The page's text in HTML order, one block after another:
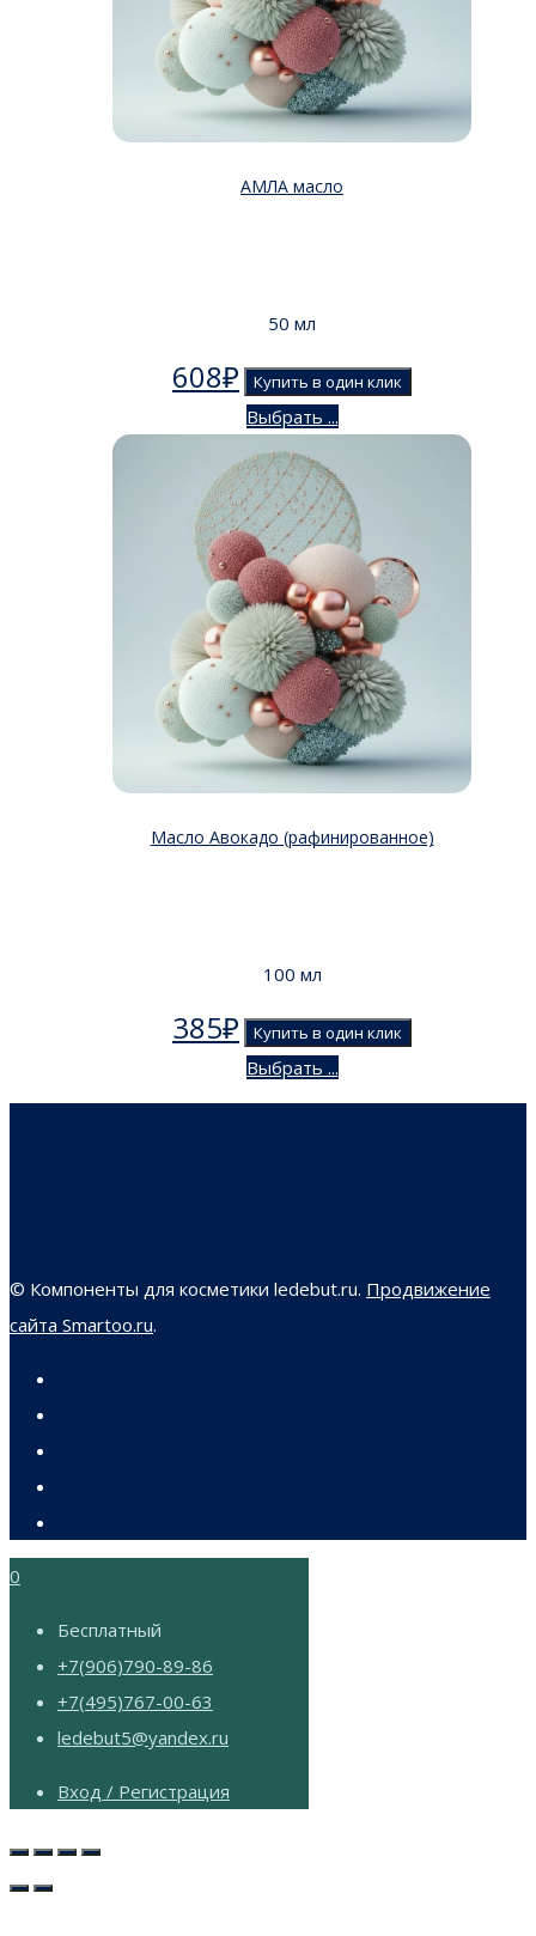
АМЛА масло
50 мл
608₽ Купить в один клик
Выбрать ...
Масло Авокадо (рафинированное)
100 мл
385₽ Купить в один клик
Выбрать ...
© Компоненты для косметики ledebut.ru. Продвижение
сайта Smartoo.ru.
0
Бесплатный
+7(906)790-89-86
+7(495)767-00-63
ledebut5@yandex.ru
Вход / Регистрация